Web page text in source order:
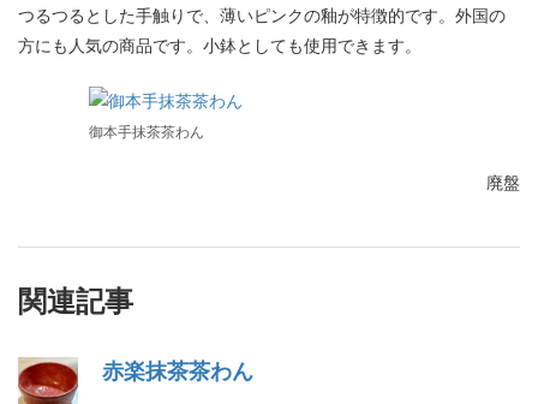
つるつるとした手触りで、薄いピンクの釉が特徴的です。外国の
方にも人気の商品です。小鉢としても使用できます。
御本手抹茶茶わん
廃盤
関連記事
赤楽抹茶茶わん